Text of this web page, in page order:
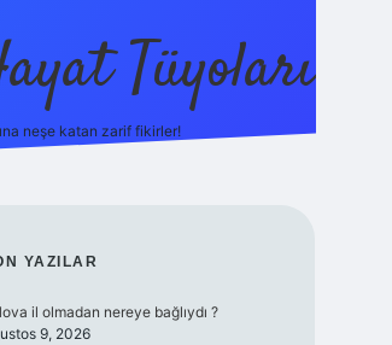
Tüyoları
neşe katan zarif fikirler!
YAZILAR
il olmadan nereye bağlıydı ?
9, 2026